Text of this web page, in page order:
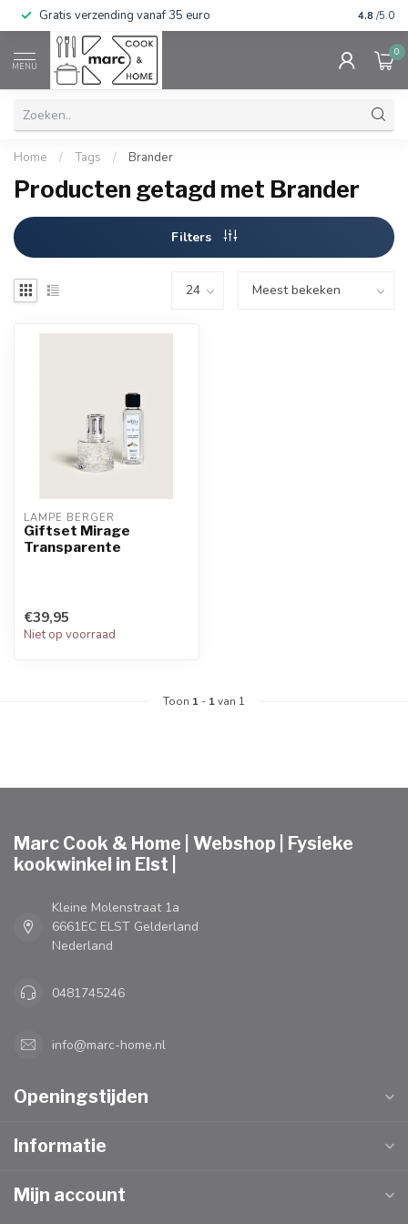
Gratis verzending vanaf 35 euro 4.8 /5.0
MENU
0
Home / Tags / Brander
Producten getagd met Brander
Filters
LAMPE BERGER
Giftset Mirage
Transparente
€39,95
Niet op voorraad
Toon 1 - 1van 1
Marc Cook & Home | Webshop | Fysieke
kookwinkel in Elst |
Kleine Molenstraat 1a
6661EC ELST Gelderland
Nederland
0481745246
info@marc-home.nl
Openingstijden
Informatie
Mijn account